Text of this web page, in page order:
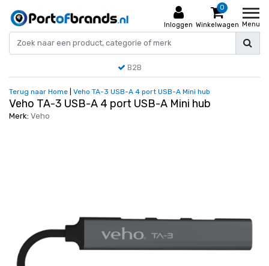
Inloggen
0
Winkelwagen Menu
B2B
Terug naar Home Veho TA-3 USB-A 4 port USB-A Mini hub
Veho TA-3 USB-A 4 port USB-A Mini hub
Merk: Veho